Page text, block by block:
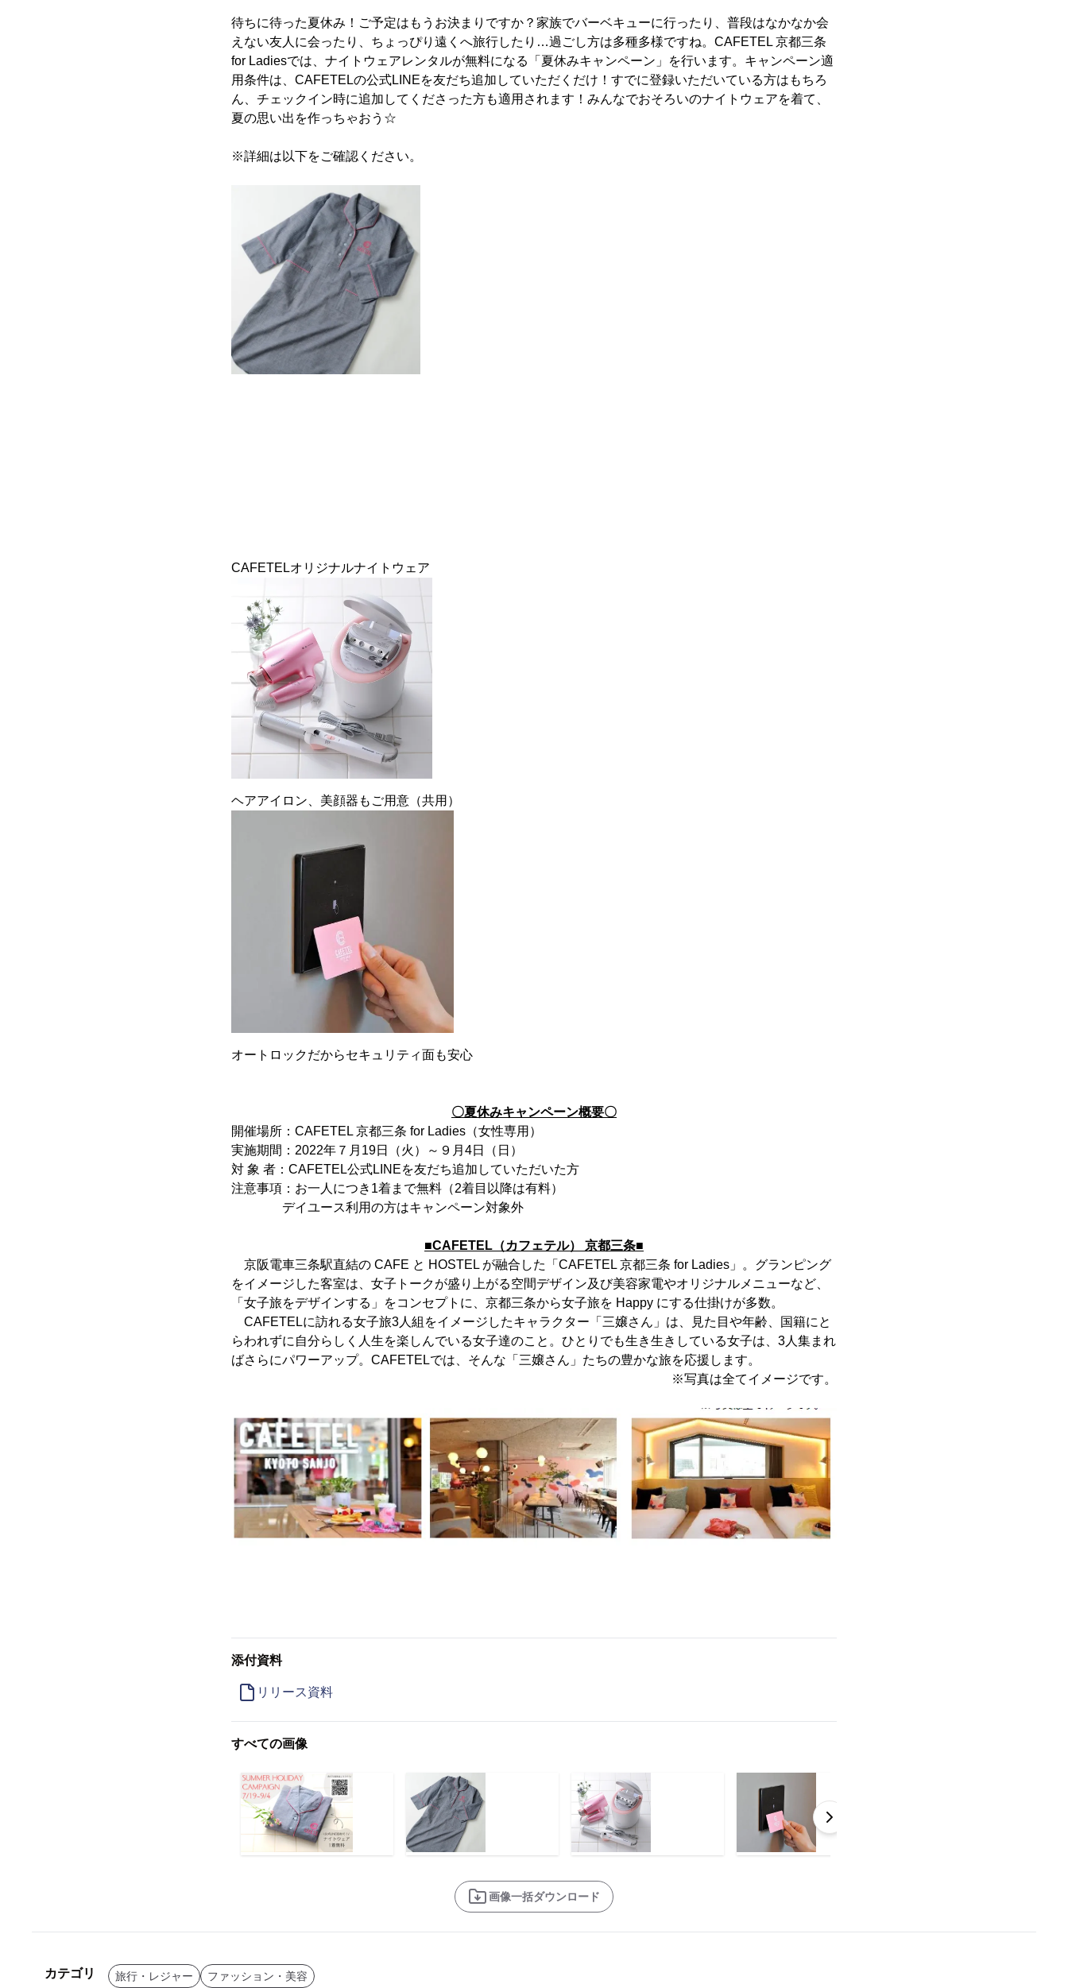
待ちに待った夏休み！ご予定はもうお決まりですか？家族でバーベキューに行ったり、普段はなかなか会
えない友人に会ったり、ちょっぴり遠くへ旅行したり…過ごし方は多種多様ですね。CAFETEL 京都三条
for Ladiesでは、ナイトウェアレンタルが無料になる「夏休みキャンペーン」を行います。キャンペーン適
用条件は、CAFETELの公式LINEを友だち追加していただくだけ！すでに登録いただいている方はもちろ
ん、チェックイン時に追加してくださった方も適用されます！みんなでおそろいのナイトウェアを着て、
夏の思い出を作っちゃおう☆
※詳細は以下をご確認ください。
CAFETELオリジナルナイトウェア
ヘアアイロン、美顔器もご用意（共用）
オートロックだからセキュリティ面も安心
〇夏休みキャンペーン概要〇
開催場所：CAFETEL 京都三条 for Ladies（女性専用）
実施期間：2022年７月19日（火）～９月4日（日）
対 象 者：CAFETEL公式LINEを友だち追加していただいた方
注意事項：お一人につき1着まで無料（2着目以降は有料）
デイユース利用の方はキャンペーン対象外
■CAFETEL（カフェテル） 京都三条■
京阪電車三条駅直結の CAFE と HOSTEL が融合した「CAFETEL 京都三条 for Ladies」。グランピング
をイメージした客室は、女子トークが盛り上がる空間デザイン及び美容家電やオリジナルメニューなど、
「女子旅をデザインする」をコンセプトに、京都三条から女子旅を Happy にする仕掛けが多数。
CAFETELに訪れる女子旅3人組をイメージしたキャラクター「三嬢さん」は、見た目や年齢、国籍にと
らわれずに自分らしく人生を楽しんでいる女子達のこと。ひとりでも生き生きしている女子は、3人集まれ
ばさらにパワーアップ。CAFETELでは、そんな「三嬢さん」たちの豊かな旅を応援します。
※写真は全てイメージです。
添付資料
リリース資料
すべての画像
画像一括ダウンロード
カテゴリ 旅行・レジャー ファッション・美容